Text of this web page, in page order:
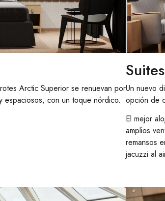
Arctic Superior se renuevan por
espaciosos, con un toque nórdico.
Un nuevo
opción de
El mejor
amplios
remansos
jacuzzi al